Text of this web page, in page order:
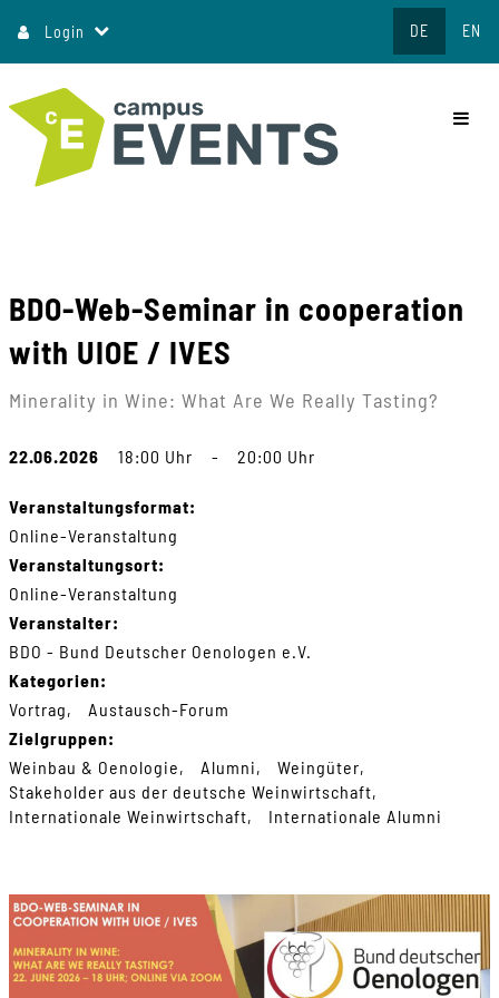
zum
Inhalt
Login DE EN
BDO-Web-Seminar in cooperation
with UIOE / IVES
Minerality in Wine: What Are We Really Tasting?
22.06.2026 18:00 Uhr - 20:00 Uhr
Veranstaltungsformat:
Online-Veranstaltung
Veranstaltungsort:
Online-Veranstaltung
Veranstalter:
BDO - Bund Deutscher Oenologen e.V.
Kategorien:
Vortrag
Austausch-Forum
Zielgruppen:
Weinbau & Oenologie
Alumni
Weingüter
Stakeholder aus der deutsche Weinwirtschaft
Internationale Weinwirtschaft
Internationale Alumni